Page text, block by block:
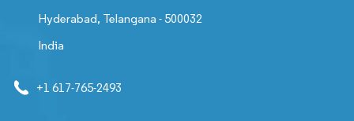
Hyderabad, Telangana - 500032
India
+1 617-765-2493